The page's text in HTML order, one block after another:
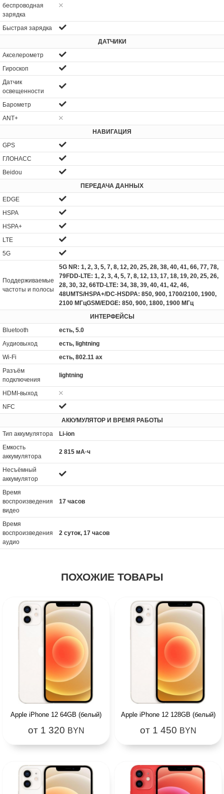
беспроводная
зарядка
Быстрая зарядка
ДАТЧИКИ
Акселерометр
Гироскоп
Датчик
освещенности
Барометр
ANT+
НАВИГАЦИЯ
GPS
ГЛОНАСС
Beidou
ПЕРЕДАЧА ДАННЫХ
EDGE
HSPA
HSPA+
LTE
5G
Поддерживаемые
частоты и полосы
5G NR: 1, 2, 3, 5, 7, 8, 12, 20, 25, 28, 38, 40, 41, 66, 77, 78,
79FDD‑LTE: 1, 2, 3, 4, 5, 7, 8, 12, 13, 17, 18, 19, 20, 25, 26,
28, 30, 32, 66TD‑LTE: 34, 38, 39, 40, 41, 42, 46,
48UMTS/HSPA+/DC‑HSDPA: 850, 900, 1700/2100, 1900,
2100 МГцGSM/EDGE: 850, 900, 1800, 1900 МГц
ИНТЕРФЕЙСЫ
Bluetooth
есть, 5.0
Аудиовыход
есть, lightning
Wi-Fi
есть, 802.11 ax
Разъём
подключения
lightning
HDMI-выход
NFC
АККУМУЛЯТОР И ВРЕМЯ РАБОТЫ
Тип аккумулятора
Li-ion
Емкость
аккумулятора
2 815 мА·ч
Несъёмный
аккумулятор
Время
воспроизведения
видео
17 часов
Время
воспроизведения
аудио
2 суток, 17 часов
ПОХОЖИЕ ТОВАРЫ
Apple iPhone 12 64GB (белый)
от 1 320 BYN
Apple iPhone 12 128GB (белый)
от 1 450 BYN